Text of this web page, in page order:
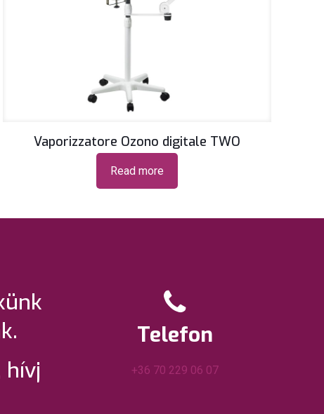
Vaporizzatore Ozono digitale TWO
Read more
hívj
Telefon
+36 70 229 06 07